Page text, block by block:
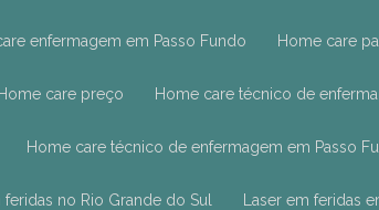
enfermagem em Passo Fundo Home care
Home care preço Home care técnico de
Home care técnico de enfermagem em Passo
feridas no Rio Grande do Sul Laser em feridas